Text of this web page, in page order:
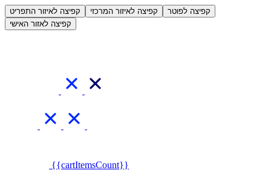
קפיצה לאיזור התפריט קפיצה לאיזור המרכזי
קפיצה לפוטר
קפיצה לאזור האישי
{{cartItemsCount}}